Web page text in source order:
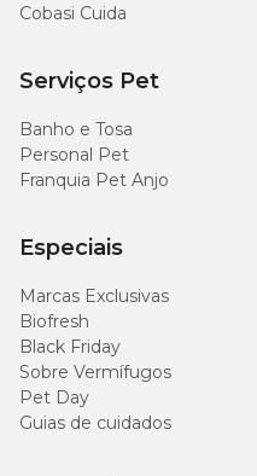
Cobasi Cuida
Serviços Pet
Banho e Tosa
Personal Pet
Franquia Pet Anjo
Especiais
Marcas Exclusivas
Biofresh
Black Friday
Sobre Vermífugos
Pet Day
Guias de cuidados